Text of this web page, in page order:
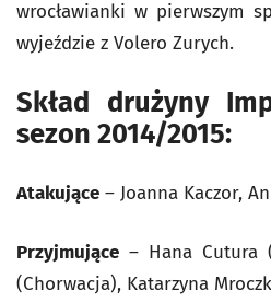
wrocławianki w pierwszym
wyjeździe z Volero Zurych.
Skład drużyny
sezon 2014/2015:
Atakujące – Joanna Kaczor,
Przyjmujące – Hana Cutura
(Chorwacja), Katarzyna